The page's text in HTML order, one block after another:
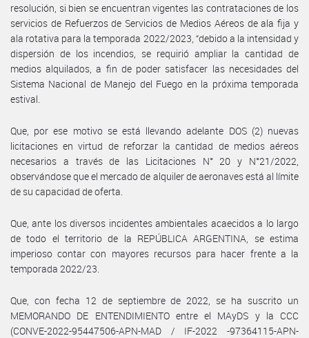
resolución, si bien se encuentran vigentes las contrataciones de los
servicios de Refuerzos de Servicios de Medios Aéreos de ala fija y
ala rotativa para la temporada 2022/2023, “debido a la intensidad y
dispersión de los incendios, se requirió ampliar la cantidad de
medios alquilados, a fin de poder satisfacer las necesidades del
Sistema Nacional de Manejo del Fuego en la próxima temporada
estival.
Que, por ese motivo se está llevando adelante DOS (2) nuevas
licitaciones en virtud de reforzar la cantidad de medios aéreos
necesarios a través de las Licitaciones N° 20 y N°21/2022,
observándose que el mercado de alquiler de aeronaves está al límite
de su capacidad de oferta.
Que, ante los diversos incidentes ambientales acaecidos a lo largo
de todo el territorio de la REPÚBLICA ARGENTINA, se estima
imperioso contar con mayores recursos para hacer frente a la
temporada 2022/23.
Que, con fecha 12 de septiembre de 2022, se ha suscrito un
MEMORANDO DE ENTENDIMIENTO entre el MAyDS y la CCC
(CONVE-2022-95447506-APN-MAD / IF-2022 -97364115-APN-